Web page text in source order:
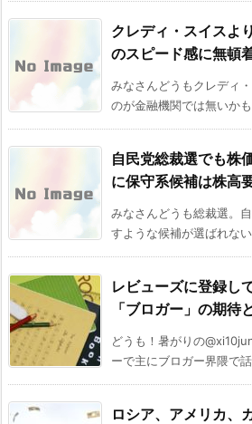
クレディ・スイスよ
のスピード感に無頓
みなさんどうもクレディ
のが金融機関では無いか
自民党総裁選でも株
に保守系候補は株高
みなさんどうも総裁選。
すような候補が選ばれな
レビューズに登録し
「ブロガー」の期待
どうも！暑がりの
ーで主にブロガー界隈で
ロシア、アメリカ、